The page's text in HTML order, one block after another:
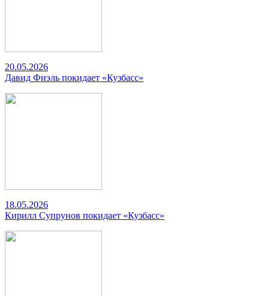
20.05.2026
Давид Фиэль покидает «Кузбасс»
18.05.2026
Кирилл Супрунов покидает «Кузбасс»